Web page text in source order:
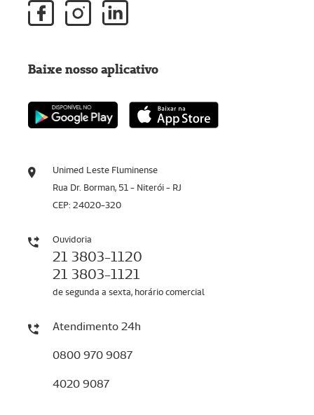
Unimed Leste Fluminense
Rua Dr. Borman, 51 - Niterói - RJ
CEP: 24020-320
Ouvidoria
21 3803-1120
21 3803-1121
de segunda a sexta, horário comercial
Atendimento 24h
0800 970 9087
4020 9087
Baixe nosso aplicativo